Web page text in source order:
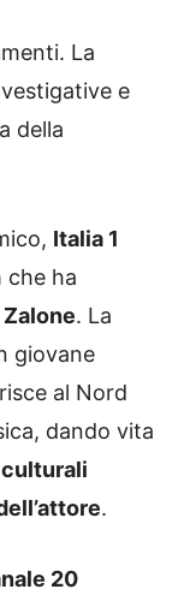
La
e
della
Italia 1
che ha
. La
giovane
al Nord
dando vita
.
20